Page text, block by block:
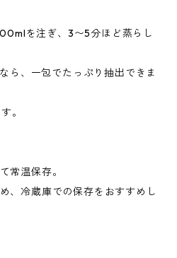
を注ぎ、3〜5分ほど蒸らし
ら、一包でたっぷり抽出できま
。
常温保存。
、冷蔵庫での保存をおすすめし